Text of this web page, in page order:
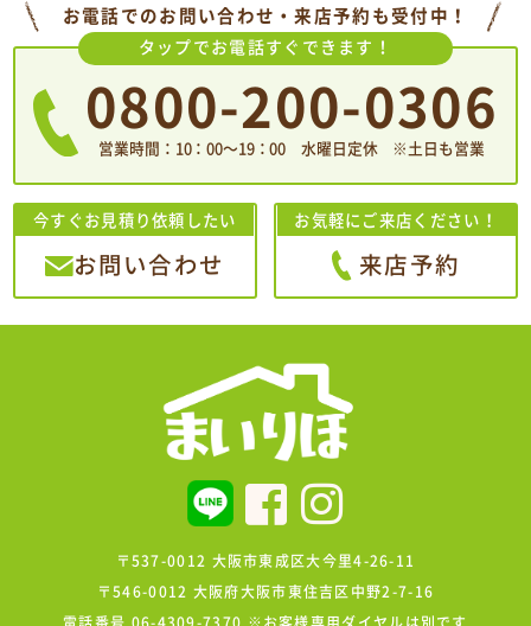
お電話でのお問い合わせ・来店予約も受付中！
タップでお電話すぐできます！
0800-200-0306
営業時間：10：00〜19：00 水曜日定休 ※土日も営業
今すぐお見積り依頼したい
お問い合わせ
お気軽にご来店ください！
来店予約
〒537-0012 大阪市東成区大今里4-26-11
〒546-0012 大阪府大阪市東住吉区中野2-7-16
電話番号 06-4309-7370 ※お客様専用ダイヤルは別です